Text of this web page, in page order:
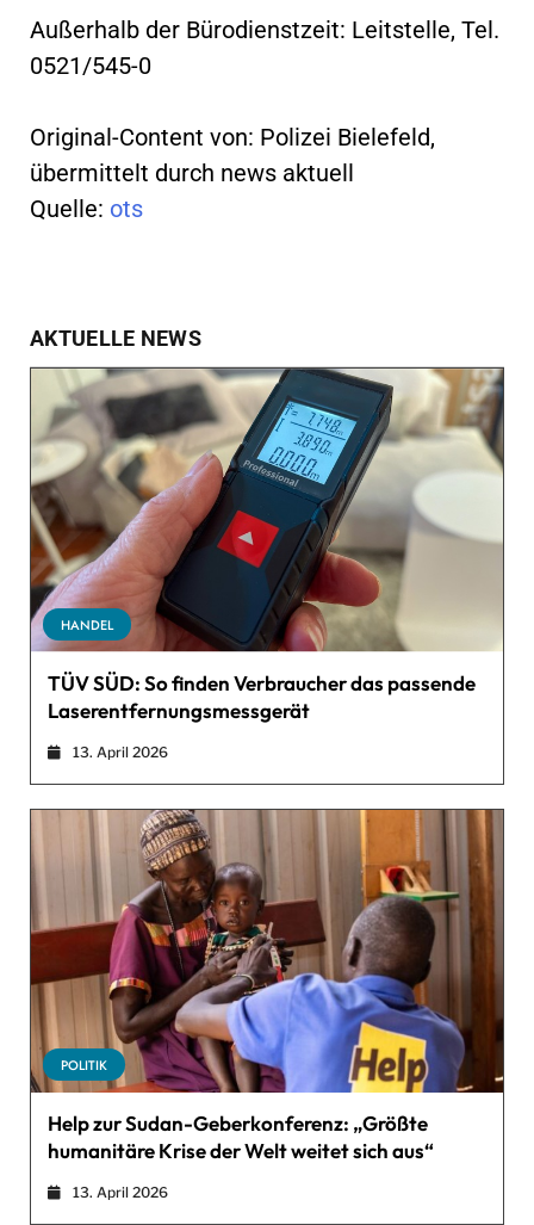
Außerhalb der Bürodienstzeit: Leitstelle, Tel.
0521/545-0
Original-Content von: Polizei Bielefeld,
übermittelt durch news aktuell
Quelle: ots
AKTUELLE NEWS
HANDEL
TÜV SÜD: So finden Verbraucher das passende
Laserentfernungsmessgerät
13. April 2026
POLITIK
Help zur Sudan-Geberkonferenz: „Größte
humanitäre Krise der Welt weitet sich aus“
13. April 2026